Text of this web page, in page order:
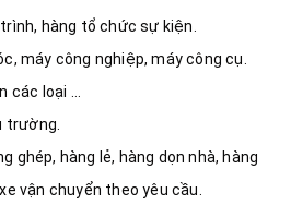
hàng tổ chức sự kiện.
máy công nghiệp, máy công cụ.
các loại …
trường.
ghép, hàng lẻ, hàng dọn nhà, hàng
vận chuyển theo yêu cầu.